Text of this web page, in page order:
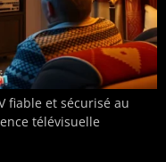
fiable et sécurisé au
télévisuelle